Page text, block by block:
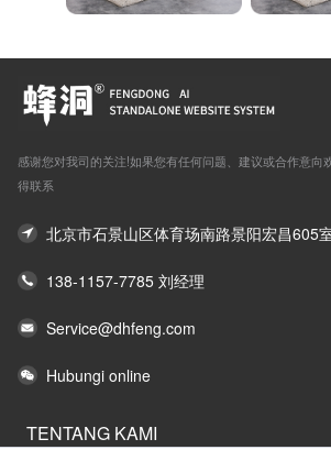
感谢您对我司的关注!如果您有任何问题、建议或合作意向
得联系
北京市石景山区体育场南路景阳宏昌605
138-1157-7785 刘经理
Service@dhfeng.com
Hubungi online
TENTANG KAMI